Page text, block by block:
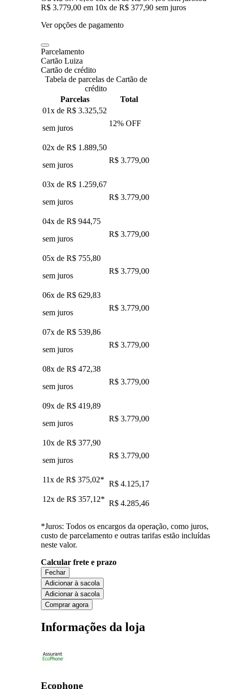
R$ 3.779,00 em 10x de R$ 377,90 sem juros
Ver opções de pagamento
Parcelamento
Cartão Luiza
Cartão de crédito
Tabela de parcelas de Cartão de
crédito
Parcelas
Total
01x de R$ 3.325,52
sem juros
12% OFF
02x de R$ 1.889,50
sem juros
R$ 3.779,00
03x de R$ 1.259,67
sem juros
R$ 3.779,00
04x de R$ 944,75
sem juros
R$ 3.779,00
05x de R$ 755,80
sem juros
R$ 3.779,00
06x de R$ 629,83
sem juros
R$ 3.779,00
07x de R$ 539,86
sem juros
R$ 3.779,00
08x de R$ 472,38
sem juros
R$ 3.779,00
09x de R$ 419,89
sem juros
R$ 3.779,00
10x de R$ 377,90
sem juros
R$ 3.779,00
11x de R$ 375,02* R$ 4.125,17
12x de R$ 357,12* R$ 4.285,46
*Juros: Todos os encargos da operação, como juros,
custo de parcelamento e outras tarifas estão incluídas
neste valor.
Calcular frete e prazo
Fechar
Adicionar à sacola
Adicionar à sacola
Comprar agora
Informações da loja
Ecophone